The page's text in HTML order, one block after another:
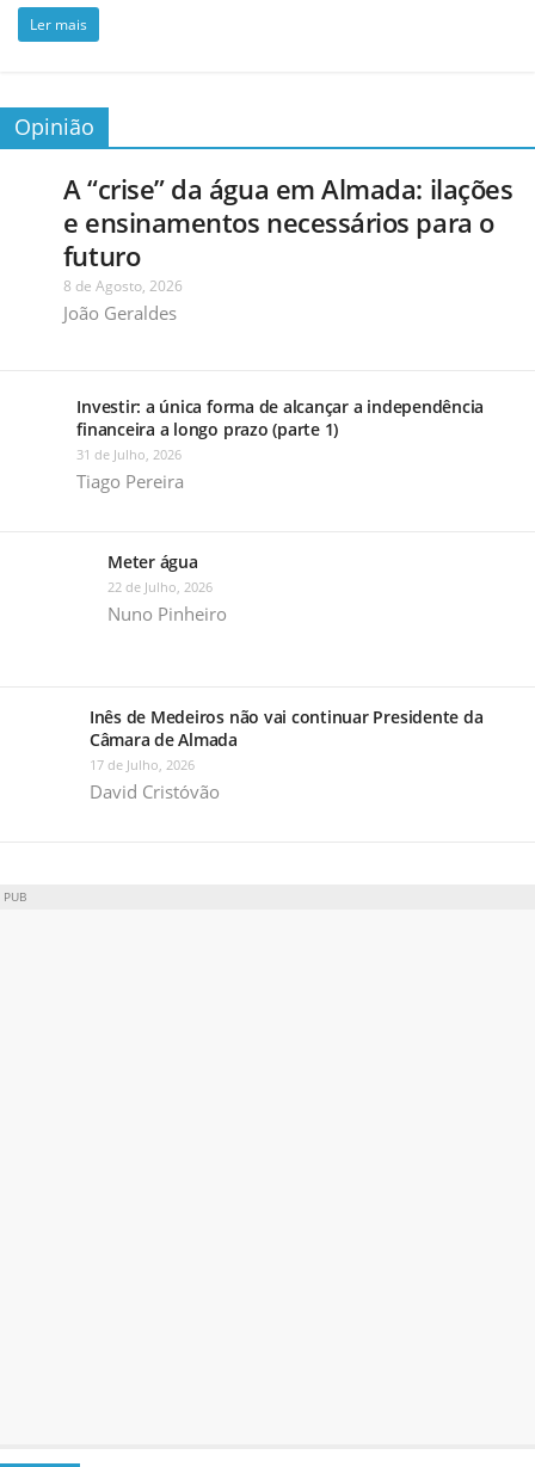
Ler mais
Opinião
A “crise” da água em Almada: ilações
e ensinamentos necessários para o
futuro
8 de Agosto, 2026
João Geraldes
Investir: a única forma de alcançar a independência
financeira a longo prazo (parte 1)
31 de Julho, 2026
Tiago Pereira
Meter água
22 de Julho, 2026
Nuno Pinheiro
Inês de Medeiros não vai continuar Presidente da
Câmara de Almada
17 de Julho, 2026
David Cristóvão
PUB